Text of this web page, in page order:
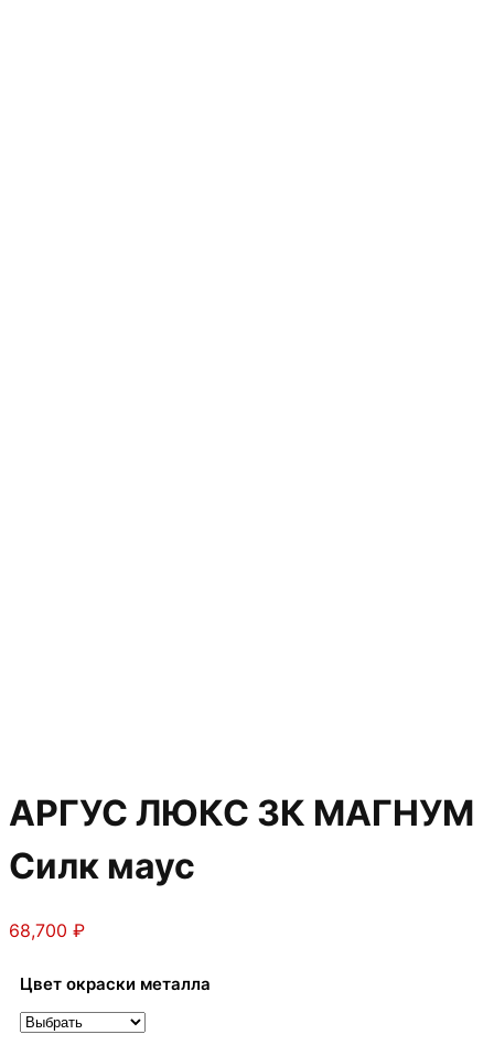
АРГУС ЛЮКС 3К МАГНУМ
Силк маус
68,700 ₽
Цвет окраски металла